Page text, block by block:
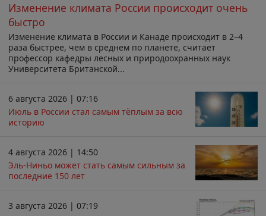
Изменение климата России происходит очень
быстро
Изменение климата в России и Канаде происходит в 2–4
раза быстрее, чем в среднем по планете, считает
профессор кафедры лесных и природоохранных наук
Университета Британской...
6 августа 2026 | 07:16
Июль в России стал самым тёплым за всю
историю
4 августа 2026 | 14:50
Эль-Ниньо может стать самым сильным за
последние 150 лет
3 августа 2026 | 07:19